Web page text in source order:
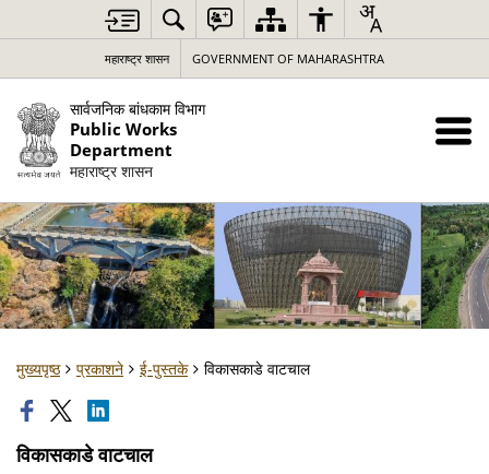
महाराष्ट्र शासन GOVERNMENT OF MAHARASHTRA
सार्वजनिक बांधकाम विभाग
Public Works
Department
महाराष्ट्र शासन
मुख्यपृष्ठ प्रकाशने ई-पुस्तके विकासकाडे वाटचाल
विकासकाडे वाटचाल